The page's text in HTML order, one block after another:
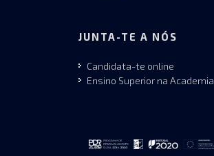
JUNTA-TE A NÓS
Candidata-te online
Ensino Superior na Academia